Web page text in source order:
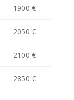
1900 €
2050 €
2100 €
2850 €